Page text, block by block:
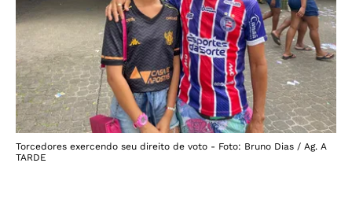
Torcedores exercendo seu direito de voto - Foto: Bruno Dias / Ag. A
TARDE